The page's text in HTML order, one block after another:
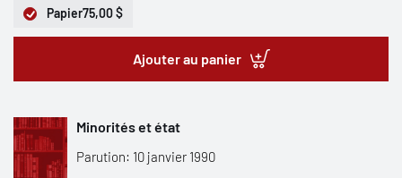
Papier75,00 $
Ajouter au panier
Minorités et état
Parution: 10 janvier 1990